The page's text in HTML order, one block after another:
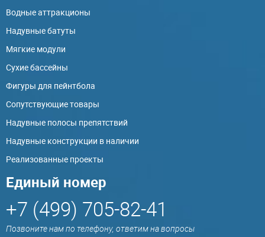
Водные аттракционы
Надувные батуты
Мягкие модули
Сухие бассейны
Фигуры для пейнтбола
Сопутствующие товары
Надувные полосы препятствий
Надувные конструкции в наличии
Реализованные проекты
Единый номер
+7 (499) 705-82-41
Позвоните нам по телефону, ответим на вопросы